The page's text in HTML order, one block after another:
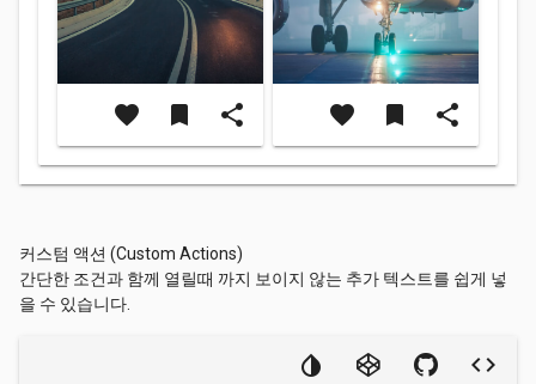
favorite bookmark share favorite bookmark share
커스텀 액션 (Custom Actions)
간단한 조건과 함께 열릴때 까지 보이지 않는 추가 텍스트를 쉽게 넣
을 수 있습니다.